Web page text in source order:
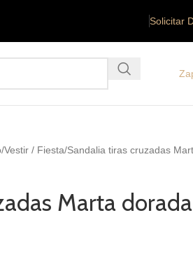
Solicitar
Vestir / Fiesta Sandalia tiras cruzadas
Marta dorada